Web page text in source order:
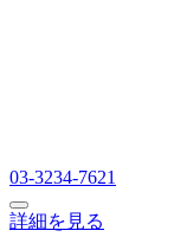
03-3234-7621
詳細を見る